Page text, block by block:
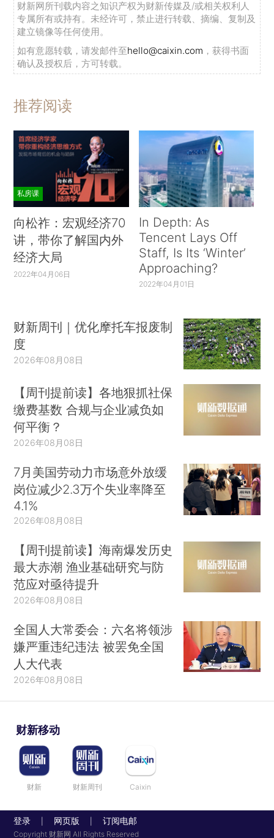
财新网所刊载内容之知识产权为财新传媒及/或相关权利人
专属所有或持有。未经许可，禁止进行转载、摘编、复制及
建立镜像等任何使用。
如有意愿转载，请发邮件至hello@caixin.com ，获得书面
确认及授权后，方可转载。
推荐阅读
私房课
向松祚：宏观经济70
讲，带你了解国内外
经济大局
2022年04月06日
In Depth: As
Tencent Lays Off
Staff, Is Its ‘Winter’
Approaching?
2022年04月01日
财新周刊｜优化摩托车报废制
度
2026年08月08日
【周刊提前读】各地狠抓社保
缴费基数 合规与企业减负如
何平衡？
2026年08月08日
7月美国劳动力市场意外放缓
岗位减少2.3万个失业率降至
4.1%
2026年08月08日
【周刊提前读】海南爆发历史
最大赤潮 渔业基础研究与防
范应对亟待提升
2026年08月08日
全国人大常委会：六名将领涉
嫌严重违纪违法 被罢免全国
人大代表
2026年08月08日
财新移动
财新 财新周刊 Caixin
登录 网页版 订阅电邮
Copyright 财新网 All Rights Reserved